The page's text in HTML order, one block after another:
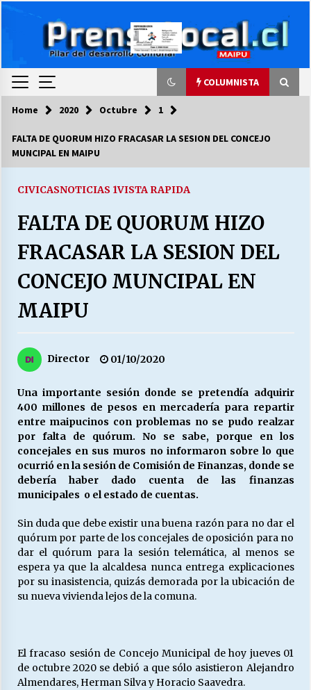
COLUMNISTA
COLUMNISTA
03/08/2026
LA DC POR SIEMPRE.RECORDANDO 69 AÑOS DE
HISTORIA
28/07/2026
“ORGULLOSOS DE SER DC” SALUDA EL
LABORAL:
Escuela hospitalaria El Carmen de Maipu.
25/06/2026
¿Qué habrían dicho?
23/06/2026
VOLVER A SER ALTERNATIVA
16/06/2026
MUNICIPALIDADES, HONORARIOS, DESPIDOS
Releyendo la Rerum Novarum a 135 años. “La
cuestión social hoy”.
Home 2020 Octubre 1
FALTA DE QUORUM HIZO FRACASAR LA SESION DEL CONCEJO
MUNCIPAL EN MAIPU
CIVICASNOTICIAS 1VISTA RAPIDA
FALTA DE QUORUM HIZO
FRACASAR LA SESION DEL
CONCEJO MUNCIPAL EN
MAIPU
Director 01/10/2020
Una importante sesión donde se pretendía adquirir
400 millones de pesos en mercadería para repartir
entre maipucinos con problemas no se pudo realzar
por falta de quórum. No se sabe, porque en los
concejales en sus muros no informaron sobre lo que
ocurrió en la sesión de Comisión de Finanzas, donde se
debería haber dado cuenta de las finanzas
municipales o el estado de cuentas.
Sin duda que debe existir una buena razón para no dar el
quórum por parte de los concejales de oposición para no
dar el quórum para la sesión telemática, al menos se
espera ya que la alcaldesa nunca entrega explicaciones
por su inasistencia, quizás demorada por la ubicación de
su nueva vivienda lejos de la comuna.
El fracaso sesión de Concejo Municipal de hoy jueves 01
de octubre 2020 se debió a que sólo asistieron Alejandro
Almendares, Herman Silva y Horacio Saavedra.